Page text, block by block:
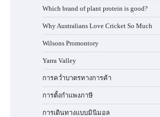
Which brand of plant protein is good?
Why Australians Love Cricket So Much
Wilsons Promontory
Yarra Valley
การคว่ำบาตรทางการค้า
การตั้งกำแพงภาษี
การเดินทางแบบมินิมอล